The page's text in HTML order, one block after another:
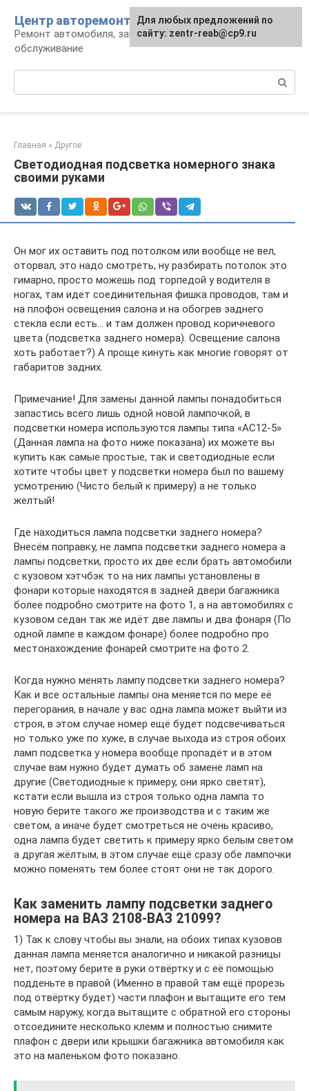
контенту
Центр авторемонта
Ремонт автомобиля, запчасти и
обслуживание
Главная » Другое
Светодиодная подсветка номерного знака
своими руками
Он мог их оставить под потолком или вообще не вел,
оторвал, это надо смотреть, ну разбирать потолок это
гимарно, просто можешь под торпедой у водителя в
ногах, там идет соединительная фишка проводов, там и
на плофон освещения салона и на обогрев заднего
стекла если есть… и там должен провод коричневого
цвета (подсветка заднего номера). Освещение салона
хоть работает?) А проще кинуть как многие говорят от
габаритов задних.
Примечание! Для замены данной лампы понадобиться
запастись всего лишь одной новой лампочкой, в
подсветки номера используются лампы типа «АС12-5»
(Данная лампа на фото ниже показана) их можете вы
купить как самые простые, так и светодиодные если
хотите чтобы цвет у подсветки номера был по вашему
усмотрению (Чисто белый к примеру) а не только
желтый!
Где находиться лампа подсветки заднего номера?
Внесём поправку, не лампа подсветки заднего номера а
лампы подсветки, просто их две если брать автомобили
с кузовом хэтчбэк то на них лампы установлены в
фонари которые находятся в задней двери багажника
более подробно смотрите на фото 1, а на автомобилях с
кузовом седан так же идёт две лампы и два фонаря (По
одной лампе в каждом фонаре) более подробно про
местонахождение фонарей смотрите на фото 2.
Когда нужно менять лампу подсветки заднего номера?
Как и все остальные лампы она меняется по мере её
перегорания, в начале у вас одна лампа может выйти из
строя, в этом случае номер ещё будет подсвечиваться
но только уже по хуже, в случае выхода из строя обоих
ламп подсветка у номера вообще пропадёт и в этом
случае вам нужно будет думать об замене ламп на
другие (Светодиодные к примеру, они ярко светят),
кстати если вышла из строя только одна лампа то
новую берите такого же производства и с таким же
светом, а иначе будет смотреться не очень красиво,
одна лампа будет светить к примеру ярко белым светом
а другая жёлтым, в этом случае ещё сразу обе лампочки
можно поменять тем более стоят они не так дорого.
Как заменить лампу подсветки заднего
номера на ВАЗ 2108-ВАЗ 21099?
1) Так к слову чтобы вы знали, на обоих типах кузовов
данная лампа меняется аналогично и никакой разницы
нет, поэтому берите в руки отвёртку и с её помощью
подденьте в правой (Именно в правой там ещё прорезь
под отвёртку будет) части плафон и вытащите его тем
самым наружу, когда вытащите с обратной его стороны
отсоедините несколько клемм и полностью снимите
плафон с двери или крышки багажника автомобиля как
это на маленьком фото показано.
Для любых предложений по
сайту: zentr-reab@cp9.ru